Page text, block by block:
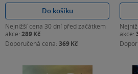
Do košíku
Nejnižší cena 30 dní před začátkem
akce: 289 Kč
Doporučená cena: 369 Kč
akce: